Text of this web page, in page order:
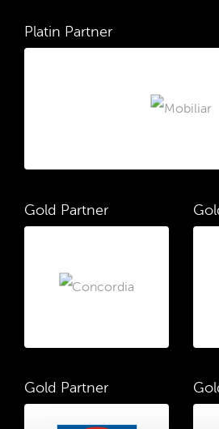
Platin Partner
Gold Partner
Gold Partner